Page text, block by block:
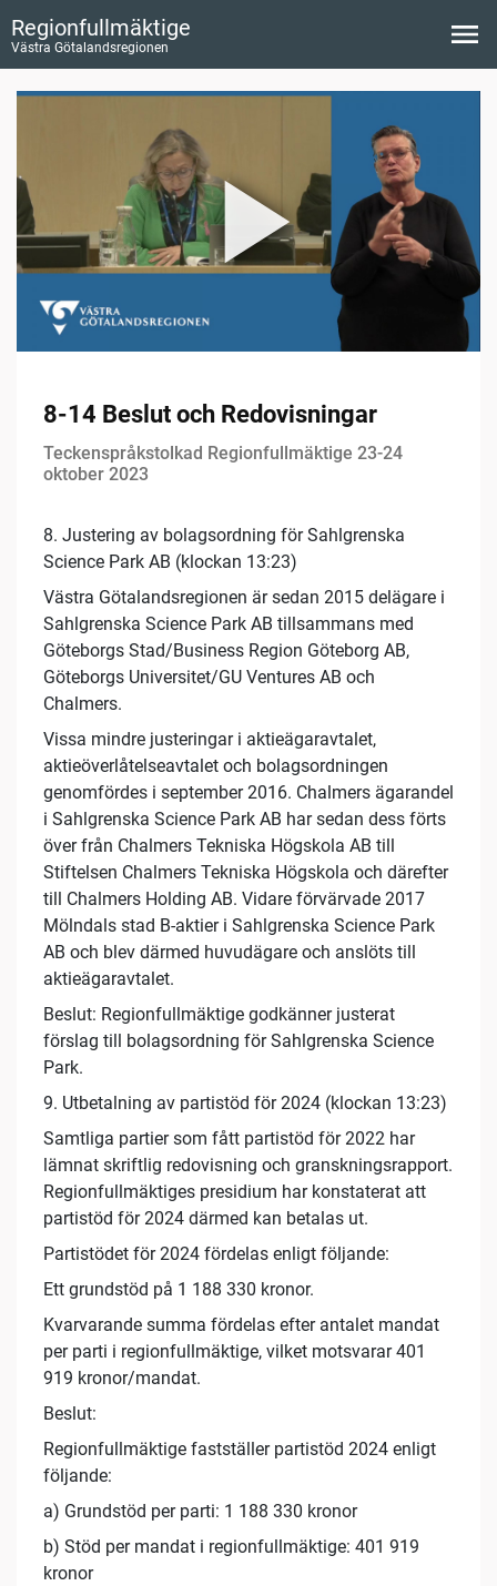
Regionfullmäktige
Västra Götalandsregionen
8-14 Beslut och Redovisningar
Teckenspråkstolkad Regionfullmäktige 23-24
oktober 2023
8. Justering av bolagsordning för Sahlgrenska
Science Park AB (klockan 13:23)
Västra Götalandsregionen är sedan 2015 delägare i
Sahlgrenska Science Park AB tillsammans med
Göteborgs Stad/Business Region Göteborg AB,
Göteborgs Universitet/GU Ventures AB och
Chalmers.
Vissa mindre justeringar i aktieägaravtalet,
aktieöverlåtelseavtalet och bolagsordningen
genomfördes i september 2016. Chalmers ägarandel
i Sahlgrenska Science Park AB har sedan dess förts
över från Chalmers Tekniska Högskola AB till
Stiftelsen Chalmers Tekniska Högskola och därefter
till Chalmers Holding AB. Vidare förvärvade 2017
Mölndals stad B-aktier i Sahlgrenska Science Park
AB och blev därmed huvudägare och anslöts till
aktieägaravtalet.
Beslut: Regionfullmäktige godkänner justerat
förslag till bolagsordning för Sahlgrenska Science
Park.
9. Utbetalning av partistöd för 2024 (klockan 13:23)
Samtliga partier som fått partistöd för 2022 har
lämnat skriftlig redovisning och granskningsrapport.
Regionfullmäktiges presidium har konstaterat att
partistöd för 2024 därmed kan betalas ut.
Partistödet för 2024 fördelas enligt följande:
Ett grundstöd på 1 188 330 kronor.
Kvarvarande summa fördelas efter antalet mandat
per parti i regionfullmäktige, vilket motsvarar 401
919 kronor/mandat.
Beslut:
Regionfullmäktige fastställer partistöd 2024 enligt
följande:
a) Grundstöd per parti: 1 188 330 kronor
b) Stöd per mandat i regionfullmäktige: 401 919
kronor